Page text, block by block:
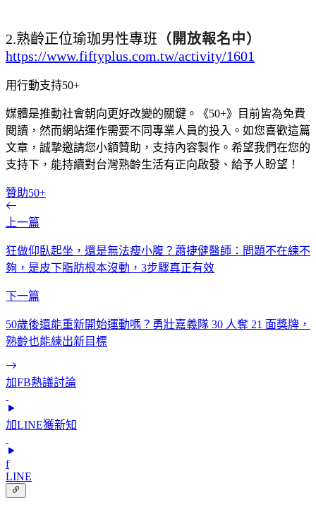
2.熟齡正位瑜珈男性專班 （開放報名中）
https://www.fiftyplus.com.tw/activity/1601
用行動支持50+
媒體是推動社會朝向更好改變的關鍵。《50+》目前皆為免費
閱讀，然而網站運作需要不同專業人員的投入。如您喜歡這篇
文章，誠摯邀請您小額贊助，支持內容製作。希望我們在您的
支持下，能持續對台灣熟齡生活有正向啟發、給予人盼望！
贊助50+
上一篇
狂做仰臥起坐，還是無法瘦小腹？蕭捷健醫師：問題不在練不
夠，是皮下脂肪根本沒動，3步驟真正有效
下一篇
50歲後還能重新開始運動嗎？勇壯嘉義隊 30 人奪 21 面獎牌，
熟齡也能練出新目標
加FB熱議討論
加LINE獲新知
f
LINE